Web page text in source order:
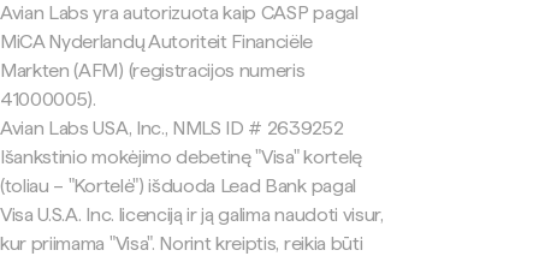
Avian Labs yra autorizuota kaip CASP pagal
MiCA Nyderlandų Autoriteit Financiële
Markten (AFM) (registracijos numeris
41000005).
Avian Labs USA, Inc., NMLS ID # 2639252
Išankstinio mokėjimo debetinę "Visa" kortelę
(toliau – "Kortelė") išduoda Lead Bank pagal
Visa U.S.A. Inc. licenciją ir ją galima naudoti visur,
kur priimama "Visa". Norint kreiptis, reikia būti